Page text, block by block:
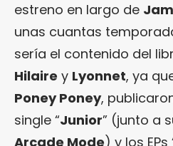
estreno en largo de
unas cuantas
sería el contenido del
Hilaire y Lyonnet, ya
Poney Poney,
single “Junior” (junto a
Arcade Mode) y los EPs